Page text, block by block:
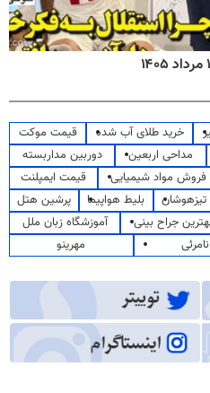
خرید طلای آب شده
قیمت موکت
مداحی اربعین
دوربین مداربسته
فروش مواد شیمیایی
قیمت ایمپلنت
تیزهوشان بلیط هواپیما
پرشین هتل
جراح بینی
آموزشگاه زبان ملل
مهرینو